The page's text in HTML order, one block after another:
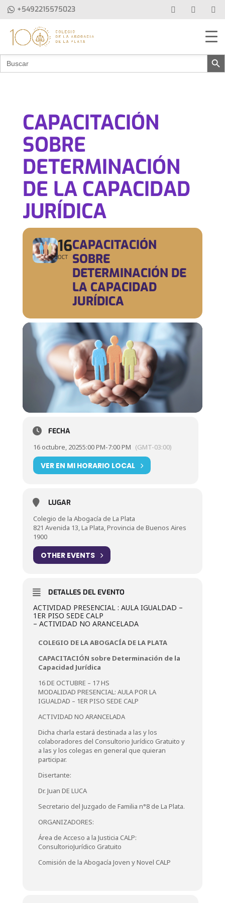
+5492215575023
Buscar: Botón de
CAPACITACIÓN
SOBRE
DETERMINACIÓN
DE LA CAPACIDAD
JURÍDICA
16
OCT
CAPACITACIÓN
SOBRE
DETERMINACIÓN DE
LA CAPACIDAD
JURÍDICA
FECHA
16 octubre, 20255:00 PM-7:00 PM (GMT-03:00)
VER EN MI HORARIO LOCAL
LUGAR
Colegio de la Abogacía de La Plata
821 Avenida 13, La Plata, Provincia de Buenos Aires
1900
OTHER EVENTS
DETALLES DEL EVENTO
ACTIVIDAD PRESENCIAL : AULA IGUALDAD –
1ER PISO SEDE CALP
– ACTIVIDAD NO ARANCELADA
COLEGIO DE LA ABOGACÍA DE LA PLATA
CAPACITACIÓN sobre Determinación de la
Capacidad Jurídica
16 DE OCTUBRE – 17 HS
MODALIDAD PRESENCIAL: AULA POR LA
IGUALDAD – 1ER PISO SEDE CALP
ACTIVIDAD NO ARANCELADA
Dicha charla estará destinada a las y los
colaboradores del Consultorio Jurídico Gratuito y
a las y los colegas en general que quieran
participar.
Disertante:
Dr. Juan DE LUCA
Secretario del Juzgado de Familia n°8 de La Plata.
ORGANIZADORES:
Área de Acceso a la Justicia CALP:
ConsultorioJurídico Gratuito
Comisión de la Abogacía Joven y Novel CALP